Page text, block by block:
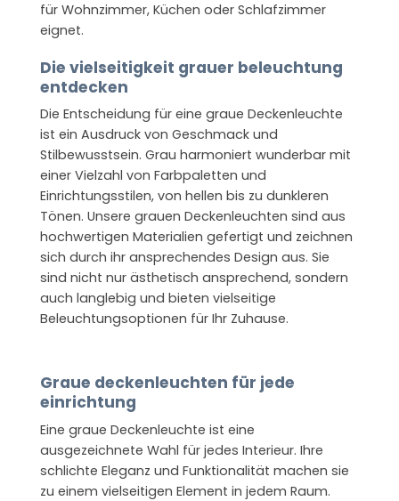
für Wohnzimmer, Küchen oder Schlafzimmer
eignet.
Die vielseitigkeit grauer beleuchtung
entdecken
Die Entscheidung für eine graue Deckenleuchte
ist ein Ausdruck von Geschmack und
Stilbewusstsein. Grau harmoniert wunderbar mit
einer Vielzahl von Farbpaletten und
Einrichtungsstilen, von hellen bis zu dunkleren
Tönen. Unsere grauen Deckenleuchten sind aus
hochwertigen Materialien gefertigt und zeichnen
sich durch ihr ansprechendes Design aus. Sie
sind nicht nur ästhetisch ansprechend, sondern
auch langlebig und bieten vielseitige
Beleuchtungsoptionen für Ihr Zuhause.
Graue deckenleuchten für jede
einrichtung
Eine graue Deckenleuchte ist eine
ausgezeichnete Wahl für jedes Interieur. Ihre
schlichte Eleganz und Funktionalität machen sie
zu einem vielseitigen Element in jedem Raum.